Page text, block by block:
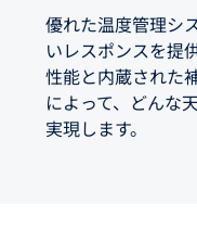
優れた温度管理シ
いレスポンスを提
性能と内蔵された
によって、どんな
実現します。